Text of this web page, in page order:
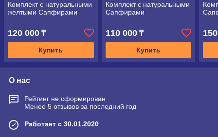
Комплект с натуральными
желтыми Сапфирами
120 000 ₸
Купить
Комплект с натуральными
Сапфирами
110 000₸
Купить
О нас
Рейтинг не сформирован
Менее 5 отзывов за последний год
Работает с 30.01.2020